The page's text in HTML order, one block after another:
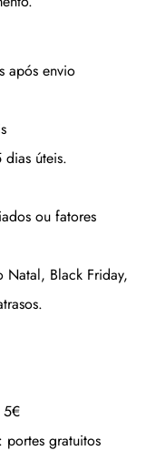
após envio
úteis.
ou fatores
Natal, Black Friday,
5€
portes gratuitos